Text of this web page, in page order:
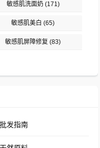
敏感肌洗面奶(171)
敏感肌美白 (65)
敏感肌屏障修复 (83)
发指南